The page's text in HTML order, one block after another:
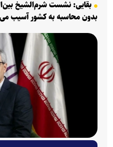
بقایی: نشست شرم‌الشیخ
بدون محاسبه به کشور آسیب